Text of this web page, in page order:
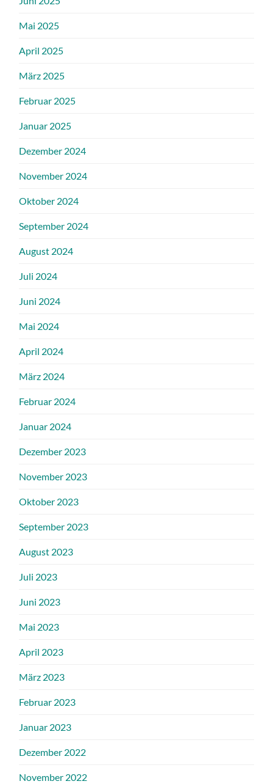
Mai 2025
April 2025
März 2025
Februar 2025
Januar 2025
Dezember 2024
November 2024
Oktober 2024
September 2024
August 2024
Juli 2024
Juni 2024
Mai 2024
April 2024
März 2024
Februar 2024
Januar 2024
Dezember 2023
November 2023
Oktober 2023
September 2023
August 2023
Juli 2023
Juni 2023
Mai 2023
April 2023
März 2023
Februar 2023
Januar 2023
Dezember 2022
November 2022